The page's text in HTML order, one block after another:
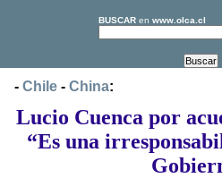
BUSCAR en www.olca.cl
- Chile - China:
Lucio Cuenca por
“Es una